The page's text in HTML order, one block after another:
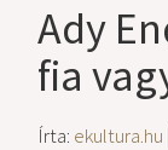
Ady
fia
Írta: ekultura.hu